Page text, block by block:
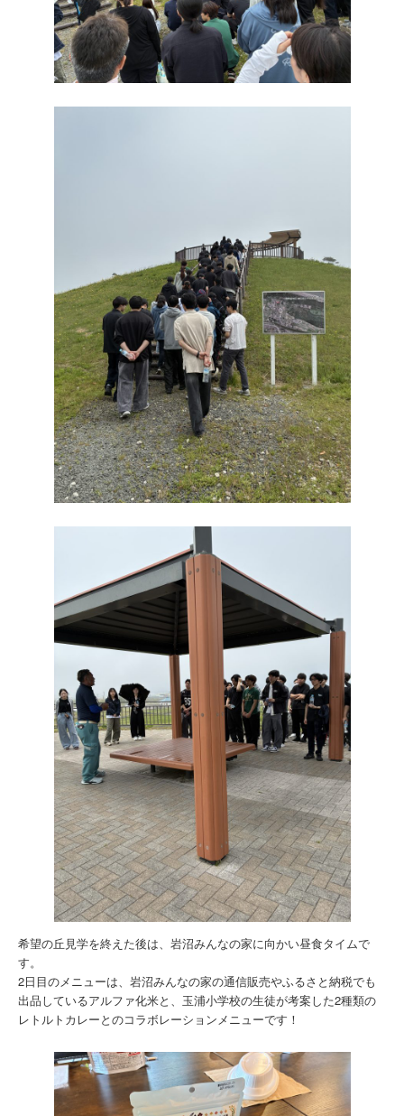
希望の丘見学を終えた後は、岩沼みんなの家に向かい昼食タイムで
す。
2日目のメニューは、岩沼みんなの家の通信販売やふるさと納税でも
出品しているアルファ化米と、玉浦小学校の生徒が考案した2種類の
レトルトカレーとのコラボレーションメニューです！